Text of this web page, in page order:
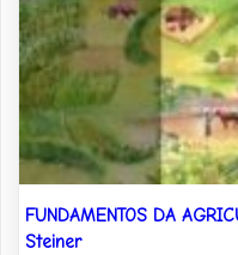
FUNDAMENTOS DA
Steiner